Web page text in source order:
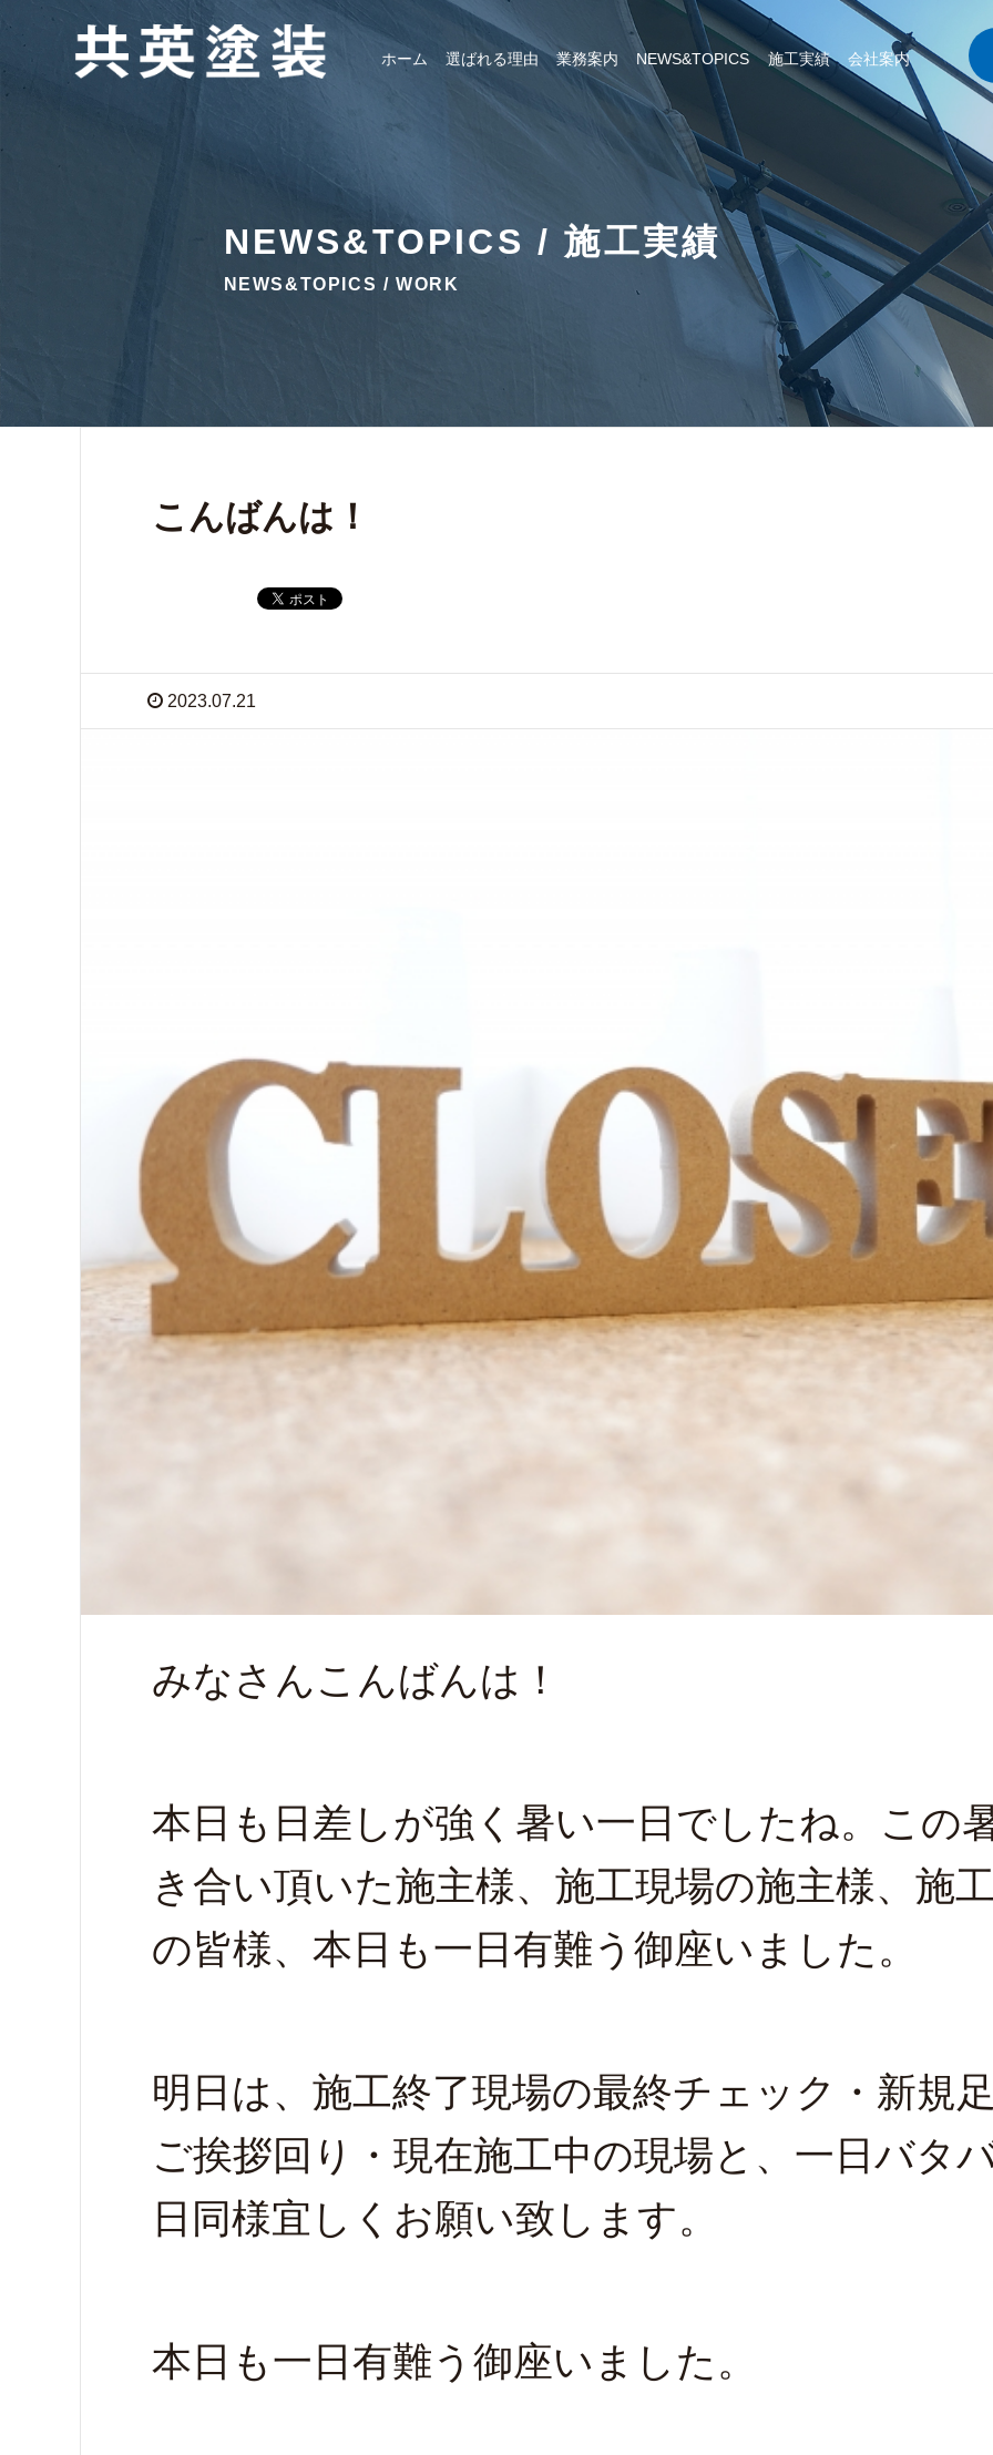
ホーム 選ばれる理由 業務案内 NEWS&TOPICS 施工実績 会社案内
NEWS&TOPICS / 施工実績
NEWS&TOPICS / WORK
こんばんは！
2023.07.21
みなさんこんばんは！
本日も日差しが強く暑い一日でしたね。この
き合い頂いた施主様、施工現場の施主様、施
の皆様、本日も一日有難う御座いました。
明日は、施工終了現場の最終チェック・新規
ご挨拶回り・現在施工中の現場と、一日バタ
日同様宜しくお願い致します。
本日も一日有難う御座いました。